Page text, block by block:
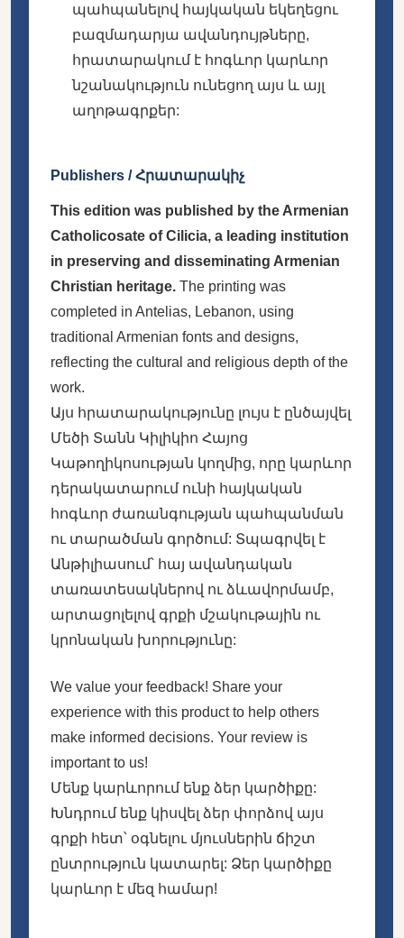
պահպանելով հայկական եկեղեցու
բազմադարյա ավանդույթները,
հրատարակում է հոգևոր կարևոր
նշանակություն ունեցող այս և այլ
աղոթագրքեր:
Publishers / Հրատարակիչ
This edition was published by the Armenian
Catholicosate of Cilicia, a leading institution
in preserving and disseminating Armenian
Christian heritage. The printing was
completed in Antelias, Lebanon, using
traditional Armenian fonts and designs,
reflecting the cultural and religious depth of the
work.
Այս հրատարակությունը լույս է ընծայվել
Մեծի Տանն Կիլիկիո Հայոց
Կաթողիկոսության կողմից, որը կարևոր
դերակատարում ունի հայկական
հոգևոր ժառանգության պահպանման
ու տարածման գործում: Տպագրվել է
Անթիլիասում՝ հայ ավանդական
տառատեսակներով ու ձևավորմամբ,
արտացոլելով գրքի մշակութային ու
կրոնական խորությունը:
We value your feedback! Share your
experience with this product to help others
make informed decisions. Your review is
important to us!
Մենք կարևորում ենք ձեր կարծիքը:
Խնդրում ենք կիսվել ձեր փորձով այս
գրքի հետ՝ օգնելու մյուսներին ճիշտ
ընտրություն կատարել: Ձեր կարծիքը
կարևոր է մեզ համար!